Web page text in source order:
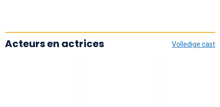
Volledige cast
Acteurs en actrices